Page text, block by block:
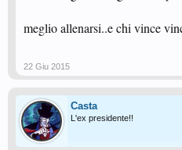
meglio allenarsi..e chi vince
22 Giu 2015
Casta
L'ex presidente!!